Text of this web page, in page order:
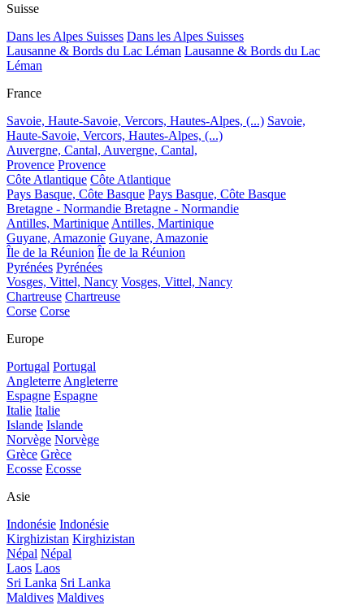
Suisse
Dans les Alpes Suisses Dans les Alpes Suisses
Lausanne & Bords du Lac Léman Lausanne & Bords du Lac
Léman
France
Savoie, Haute-Savoie, Vercors, Hautes-Alpes, (...) Savoie,
Haute-Savoie, Vercors, Hautes-Alpes, (...)
Auvergne, Cantal, Auvergne, Cantal,
Provence Provence
Côte Atlantique Côte Atlantique
Pays Basque, Côte Basque Pays Basque, Côte Basque
Bretagne - Normandie Bretagne - Normandie
Antilles, Martinique Antilles, Martinique
Guyane, Amazonie Guyane, Amazonie
Île de la Réunion Île de la Réunion
Pyrénées Pyrénées
Vosges, Vittel, Nancy Vosges, Vittel, Nancy
Chartreuse Chartreuse
Corse Corse
Europe
Portugal Portugal
Angleterre Angleterre
Espagne Espagne
Italie Italie
Islande Islande
Norvège Norvège
Grèce Grèce
Ecosse Ecosse
Asie
Indonésie Indonésie
Kirghizistan Kirghizistan
Népal Népal
Laos Laos
Sri Lanka Sri Lanka
Maldives Maldives